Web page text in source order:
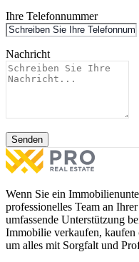
Ihre Telefonnummer
Nachricht
Senden
Wenn Sie ein
professionelles Team an
umfassende Unterstützung
Immobilie verkaufen,
um alles mit Sorgfalt und